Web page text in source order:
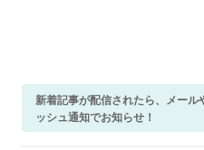
新着記事が配信されたら、メール
ッシュ通知でお知らせ！